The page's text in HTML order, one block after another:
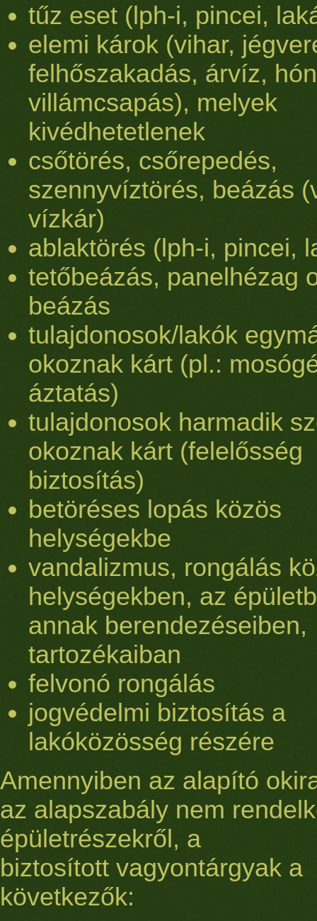
tűz eset (lph-i, pincei,
elemi károk (vihar,
felhőszakadás, árvíz,
villámcsapás), melyek
kivédhetetlenek
csőtörés, csőrepedés,
szennyvíztörés, beázás
vízkár)
ablaktörés (lph-i, pincei,
tetőbeázás, panelhézag
beázás
tulajdonosok/lakók
okoznak kárt (pl.:
áztatás)
tulajdonosok harmadik
okoznak kárt (felelősség
biztosítás)
betöréses lopás közös
helységekbe
vandalizmus, rongálás
helységekben, az
annak berendezéseiben,
tartozékaiban
felvonó rongálás
jogvédelmi biztosítás a
lakóközösség részére
Amennyiben az alapító
az alapszabály nem
épületrészekről, a
biztosított vagyontárgyak a
következők: